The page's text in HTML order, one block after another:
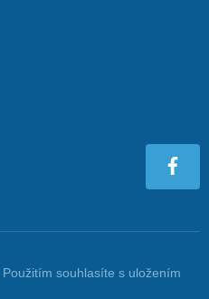
Použitím souhlasíte s uložením